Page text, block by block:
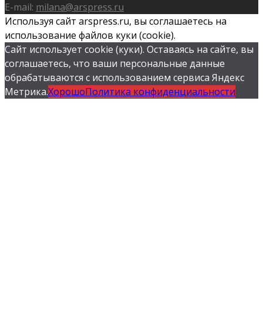
E-mail: milana@arspress.ru
Используя сайт arspress.ru, вы соглашаетесь на
использование файлов куки (cookie).
Сайт использует cookie (куки). Оставаясь на сайте, вы
соглашаетесь, что ваши персональные данные
обрабатываются с использованием сервиса Яндекс
Метрика.ХорошоПолитика конфиденциальности